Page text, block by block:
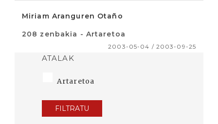
Miriam Aranguren Otaño
208 zenbakia - Artaretoa
2003-05-04 / 2003-09-25
ATALAK
Artaretoa
FILTRATU